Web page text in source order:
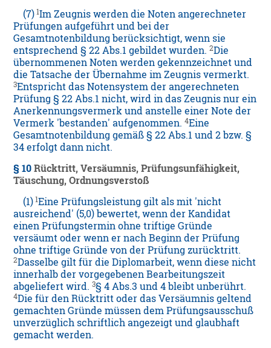
(7) 1Im Zeugnis werden die Noten angerechneter
Prüfungen aufgeführt und bei der
Gesamtnotenbildung berücksichtigt, wenn sie
entsprechend § 22 Abs.1 gebildet wurden.2Die
übernommenen Noten werden gekennzeichnet und
die Tatsache der Übernahme im Zeugnis vermerkt.
3Entspricht das Notensystem der angerechneten
Prüfung § 22 Abs.1 nicht, wird in das Zeugnis nur ein
Anerkennungsvermerk und anstelle einer Note der
Vermerk 'bestanden' aufgenommen.4Eine
Gesamtnotenbildung gemäß § 22 Abs.1 und 2 bzw. §
34 erfolgt dann nicht.
§ 10 Rücktritt, Versäumnis, Prüfungsunfähigkeit,
Täuschung, Ordnungsverstoß
(1) 1Eine Prüfungsleistung gilt als mit 'nicht
ausreichend' (5,0) bewertet, wenn der Kandidat
einen Prüfungstermin ohne triftige Gründe
versäumt oder wenn er nach Beginn der Prüfung
ohne triftige Gründe von der Prüfung zurücktritt.
2Dasselbe gilt für die Diplomarbeit, wenn diese nicht
innerhalb der vorgegebenen Bearbeitungszeit
abgeliefert wird.3§ 4 Abs.3 und 4 bleibt unberührt.
4Die für den Rücktritt oder das Versäumnis geltend
gemachten Gründe müssen dem Prüfungsausschuß
unverzüglich schriftlich angezeigt und glaubhaft
gemacht werden.